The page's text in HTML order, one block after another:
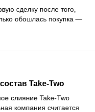
сделку после того,
обошлась покупка —
Take-Two
слияние Take-Two
компания считается